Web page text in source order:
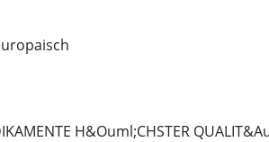
H&Ouml;CHSTER